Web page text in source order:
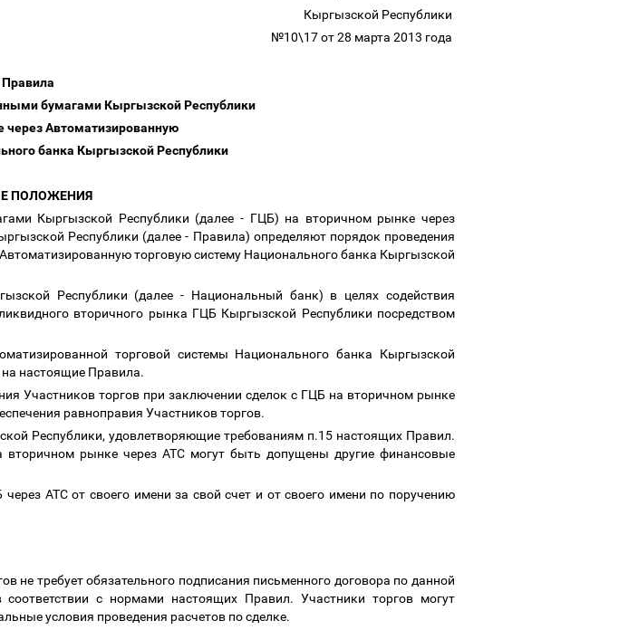
Кыргызской Республики
№10\17 от 28 марта 2013 года
Правила
бумагами Кыргызской Республики
через Автоматизированную
банка Кыргызской Республики
ПОЛОЖЕНИЯ
Кыргызской Республики (далее - ГЦБ) на вторичном рынке через
Республики (далее - Правила) определяют порядок проведения
торговую систему Национального банка Кыргызской
Республики (далее - Национальный банк) в целях содействия
вторичного рынка ГЦБ Кыргызской Республики посредством
торговой системы Национального банка Кыргызской
настоящие Правила.
Участников торгов при заключении сделок с ГЦБ на вторичном рынке
равноправия Участников торгов.
Республики, удовлетворяющие требованиям п.15 настоящих Правил.
рынке через АТС могут быть допущены другие финансовые
АТС от своего имени за свой счет и от своего имени по поручению
не требует обязательного подписания письменного договора по данной
с нормами настоящих Правил. Участники торгов могут
условия проведения расчетов по сделке.